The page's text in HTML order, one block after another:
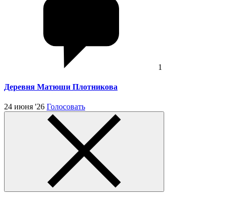
1
Деревня Матюши Плотникова
24 июня '26 Голосовать